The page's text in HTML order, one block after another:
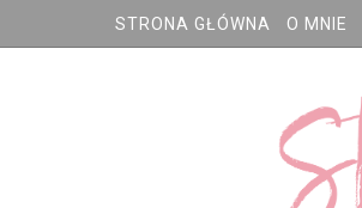
STRONA GŁÓWNA O MNIE